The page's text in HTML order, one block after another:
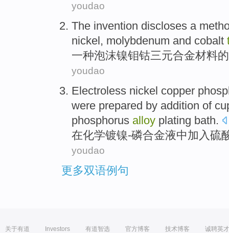
youdao
The invention discloses a
nickel, molybdenum and cobalt
一种泡沫镍钼钴三元合金材料的
youdao
Electroless nickel copper
were prepared by addition of
phosphorus alloy plating bath.
在化学镀镍-磷合金液中加入硫
youdao
更多双语例句
关于有道 Investors 有道智选 官方博客 技术博客 诚聘英才